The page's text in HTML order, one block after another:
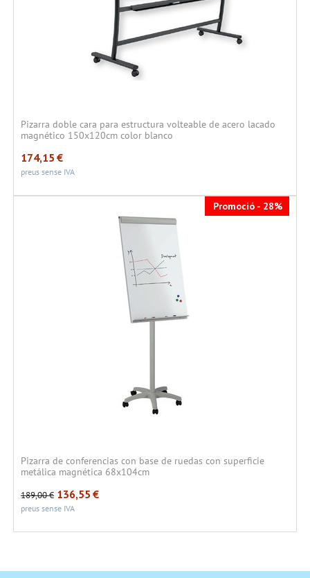
Pizarra doble cara para estructura volteable de acero lacado
magnético 150x120cm color blanco
174,15 €
preus sense IVA
Promoció - 28%
Pizarra de conferencias con base de ruedas con superficie
metálica magnética 68x104cm
189,00€ 136,55 €
preus sense IVA